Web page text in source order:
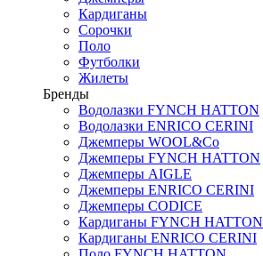
Кардиганы
Сорочки
Поло
Футболки
Жилеты
Бренды
Водолазки FYNCH HATTON
Водолазки ENRICO CERINI
Джемперы WOOL&Co
Джемперы FYNCH HATTON
Джемперы AIGLE
Джемперы ENRICO CERINI
Джемперы CODICE
Кардиганы FYNCH HATTON
Кардиганы ENRICO CERINI